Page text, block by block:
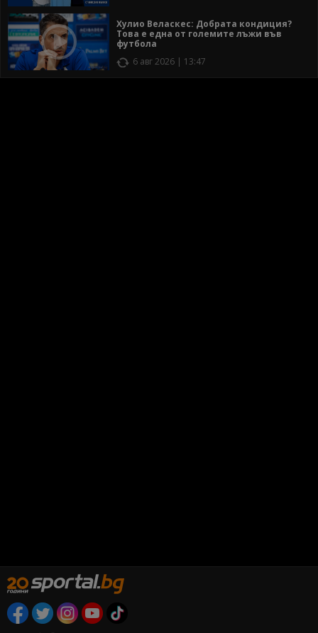
Хулио Веласкес: Добрата кондиция?
Това е една от големите лъжи във
футбола
6 авг 2026 | 13:47